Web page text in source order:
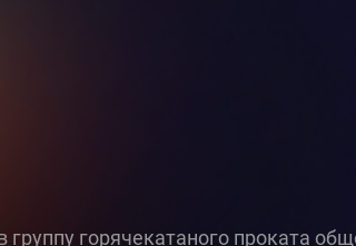
горячекатаного проката